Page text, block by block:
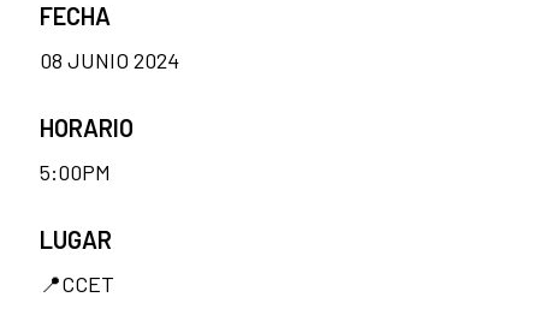
FECHA
08 JUNIO 2024
HORARIO
5:00PM
LUGAR
📍CCET